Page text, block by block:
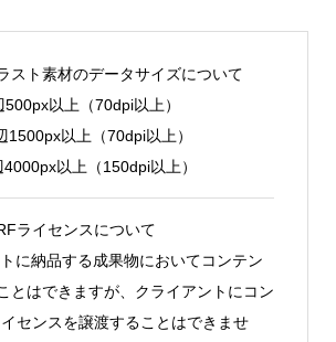
スト素材のデータサイズについて
以上（70dpi以上）
1500px以上（70dpi以上）
以上（150dpi以上）
ライセンスについて
に納品する成果物においてコンテン
とはできますが、クライアントにコン
センスを譲渡することはできませ